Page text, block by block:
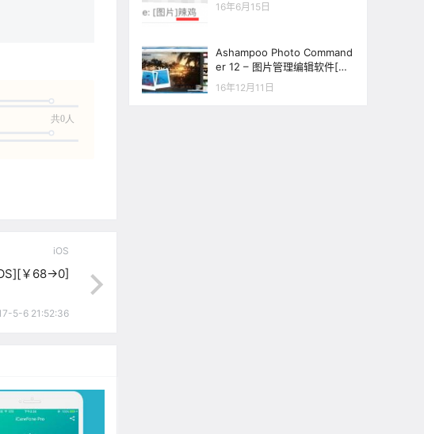
共0人
iOS
￥68→0]
5-6 21:52:36
16年6月15日
Ashampoo Photo Command
er 12 – 图片管理编辑软件[Wi
ndows][$39.99→0]
16年12月11日